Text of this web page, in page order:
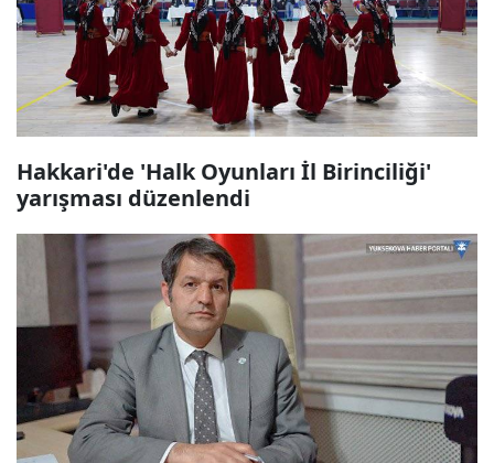
Hakkari'de 'Halk Oyunları İl Birinciliği'
yarışması düzenlendi